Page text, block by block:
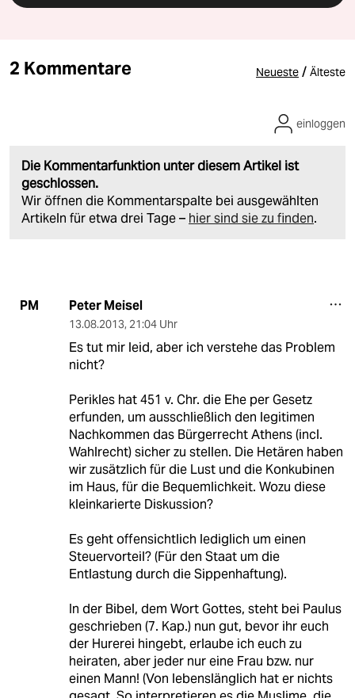
2 Kommentare Neueste / Älteste
Die Kommentarfunktion unter diesem Artikel ist
geschlossen.
Wir öffnen die Kommentarspalte bei ausgewählten
Artikeln für etwa drei Tage – hier sind sie zu finden.
einloggen
PM Peter Meisel
13.08.2013, 21:04 Uhr
Es tut mir leid, aber ich verstehe das Problem
nicht?
Perikles hat 451 v. Chr. die Ehe per Gesetz
erfunden, um ausschließlich den legitimen
Nachkommen das Bürgerrecht Athens (incl.
Wahlrecht) sicher zu stellen. Die Hetären haben
wir zusätzlich für die Lust und die Konkubinen
im Haus, für die Bequemlichkeit. Wozu diese
kleinkarierte Diskussion?
Es geht offensichtlich lediglich um einen
Steuervorteil? (Für den Staat um die
Entlastung durch die Sippenhaftung).
In der Bibel, dem Wort Gottes, steht bei Paulus
geschrieben (7. Kap.) nun gut, bevor ihr euch
der Hurerei hingebt, erlaube ich euch zu
heiraten, aber jeder nur eine Frau bzw. nur
einen Mann! (Von lebenslänglich hat er nichts